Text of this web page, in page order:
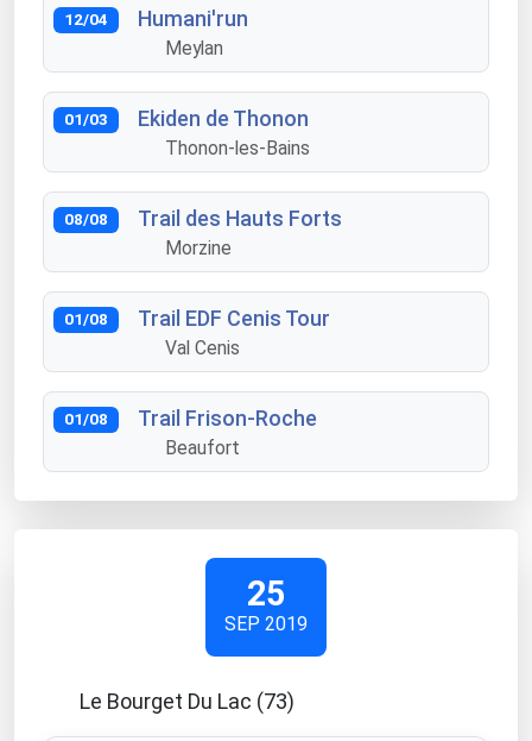
12/04 Humani'run
Meylan
01/03 Ekiden de Thonon
Thonon-les-Bains
08/08 Trail des Hauts Forts
Morzine
01/08 Trail EDF Cenis Tour
Val Cenis
01/08 Trail Frison-Roche
Beaufort
25
SEP 2019
Le Bourget Du Lac (73)